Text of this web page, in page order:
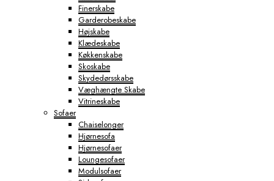
Finerskabe
Garderobeskabe
Højskabe
Klædeskabe
Køkkenskabe
Skoskabe
Skydedørsskabe
Væghængte Skabe
Vitrineskabe
Sofaer
Chaiselonger
Hjørnesofa
Hjørnesofaer
Loungesofaer
Modulsofaer